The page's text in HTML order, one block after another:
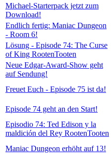
Michael-Starterpack jetzt zum
Download!
Endlich fertig: Maniac Dungeon
- Room 6!
Lösung - Episode 74: The Curse
of King RootenTooten
Neue Edgar-Award-Show geht
auf Sendung!
Freuet Euch - Episode 75 ist da!
Episode 74 geht an den Start!
Episodio 74: Ted Edison y la
maldición del Rey RootenTooten
Maniac Dungeon erhöht auf 13!